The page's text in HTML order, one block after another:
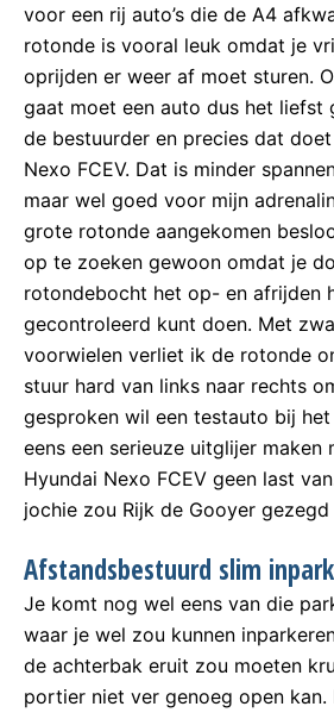
voor een rij auto’s die de A4
rotonde is vooral leuk omdat je
oprijden er weer af moet sturen.
gaat moet een auto dus het liefst
de bestuurder en precies dat
Nexo FCEV. Dat is minder
maar wel goed voor mijn
grote rotonde aangekomen
op te zoeken gewoon omdat je
rotondebocht het op- en afrijden
gecontroleerd kunt doen. Met
voorwielen verliet ik de rotonde
stuur hard van links naar rechts
gesproken wil een testauto bij
eens een serieuze uitglijer maken
Hyundai Nexo FCEV geen last
jochie zou Rijk de Gooyer gezegd
Afstandsbestuurd slim
Je komt nog wel eens van die
waar je wel zou kunnen
de achterbak eruit zou moeten
portier niet ver genoeg open kan.